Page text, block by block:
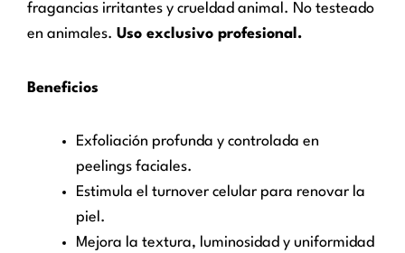
fragancias irritantes y crueldad animal. No testeado
en animales. Uso exclusivo profesional.
Beneficios
Exfoliación profunda y controlada en
peelings faciales.
Estimula el turnover celular para renovar la
piel.
Mejora la textura, luminosidad y uniformidad